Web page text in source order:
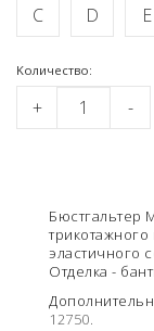
C D E
Kоличество:
+ -
Бюстгальтер
эластичного
Отделка -
12750.